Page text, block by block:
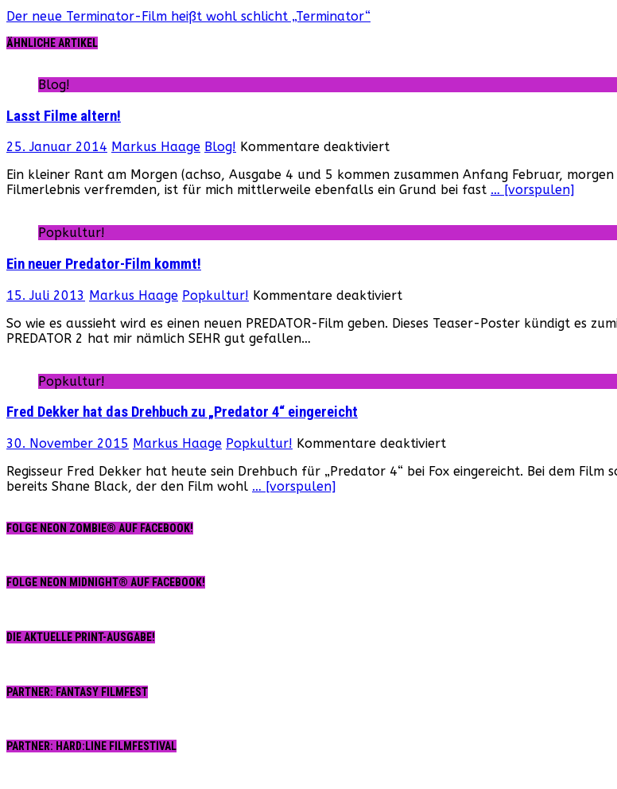
Der neue Terminator-Film heißt wohl schlicht „Terminator“
ÄHNLICHE ARTIKEL
Blog!
Lasst Filme altern!
25. Januar 2014 Markus Haage Blog! Kommentare deaktiviertfür
Filme
altern!
Ein kleiner Rant am Morgen (achso, Ausgabe 4 und 5 kommen zusammen Anfang Februar,
Filmerlebnis verfremden, ist für mich mittlerweile ebenfalls ein Grund bei fast … [vorspulen]
Popkultur!
Ein neuer Predator-Film kommt!
15. Juli 2013 Markus Haage Popkultur! Kommentare deaktiviert
neuer
So wie es aussieht wird es einen neuen PREDATOR-Film geben. Dieses Teaser-Poster kündigt es
PREDATOR 2 hat mir nämlich SEHR gut gefallen…
Popkultur!
Fred Dekker hat das Drehbuch zu „Predator 4“ eingereicht
30. November 2015 Markus Haage Popkultur! Kommentare deaktiviertfür
Dekker
Regisseur Fred Dekker hat heute sein Drehbuch für „Predator 4“ bei Fox eingereicht. Bei dem
bereits Shane Black, der den Film wohl … [vorspulen]
FOLGE NEON ZOMBIE® AUF FACEBOOK!
FOLGE NEON MIDNIGHT® AUF FACEBOOK!
DIE AKTUELLE PRINT-AUSGABE!
PARTNER: FANTASY FILMFEST
PARTNER: HARD:LINE FILMFESTIVAL